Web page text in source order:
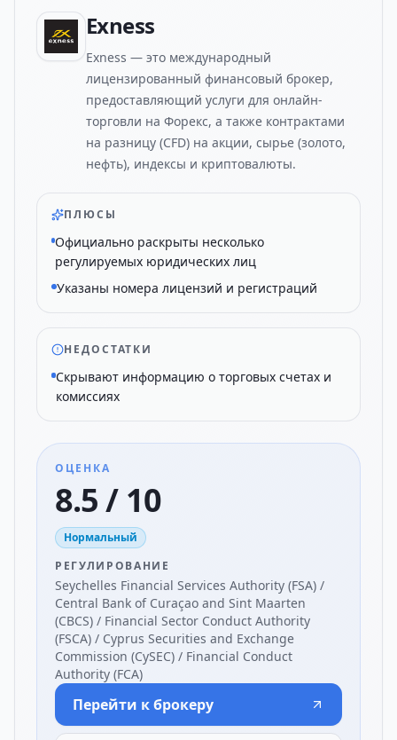
Exness
Exness — это международный
лицензированный финансовый брокер,
предоставляющий услуги для онлайн-
торговли на Форекс, а также контрактами
на разницу (CFD) на акции, сырье (золото,
нефть), индексы и криптовалюты.
ПЛЮСЫ
Официально раскрыты несколько
регулируемых юридических лиц
Указаны номера лицензий и регистраций
НЕДОСТАТКИ
Скрывают информацию о торговых счетах и
комиссиях
ОЦЕНКА
8.5 / 10
Нормальный
РЕГУЛИРОВАНИЕ
Seychelles Financial Services Authority (FSA) /
Central Bank of Curaçao and Sint Maarten
(CBCS) / Financial Sector Conduct Authority
(FSCA) / Cyprus Securities and Exchange
Commission (CySEC) / Financial Conduct
Authority (FCA)
Перейти к брокеру